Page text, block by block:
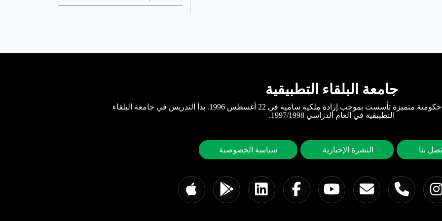
جامعة البلقاء التطبيقية
جامعة البلقاء التطبيقية هي جامعة حكومية متميزة تأسست بموجب إرادة ملكية سامية في 22 أغسطس 1996. بدأ التدريس في جامعة البلقاء
التطبيقية في العام الدراسي 1997/1998.
بنا النشرة الإخبارية سياسة الخصوصية